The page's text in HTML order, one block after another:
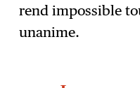
rend impossible
unanime.